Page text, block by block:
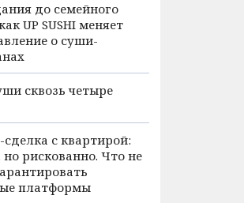
до семейного
UP SUSHI меняет
о суши-
сквозь четыре
с квартирой:
но рискованно. Что не
платформы